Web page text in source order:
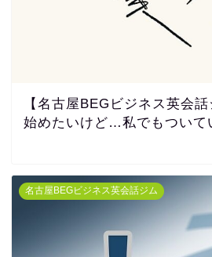
【名古屋BEGビジネス英会
始めたいけど…私でもついて
名古屋BEGビジネス英会話ジム